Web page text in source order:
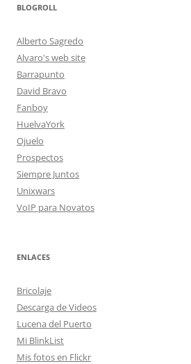
BLOGROLL
Alberto Sagredo
Alvaro's web site
Barrapunto
David Bravo
Fanboy
HuelvaYork
Ojuelo
Prospectos
Siempre Juntos
Unixwars
VoIP para Novatos
ENLACES
Bricolaje
Descarga de Videos
Lucena del Puerto
Mi BlinkList
Mis fotos en Flickr